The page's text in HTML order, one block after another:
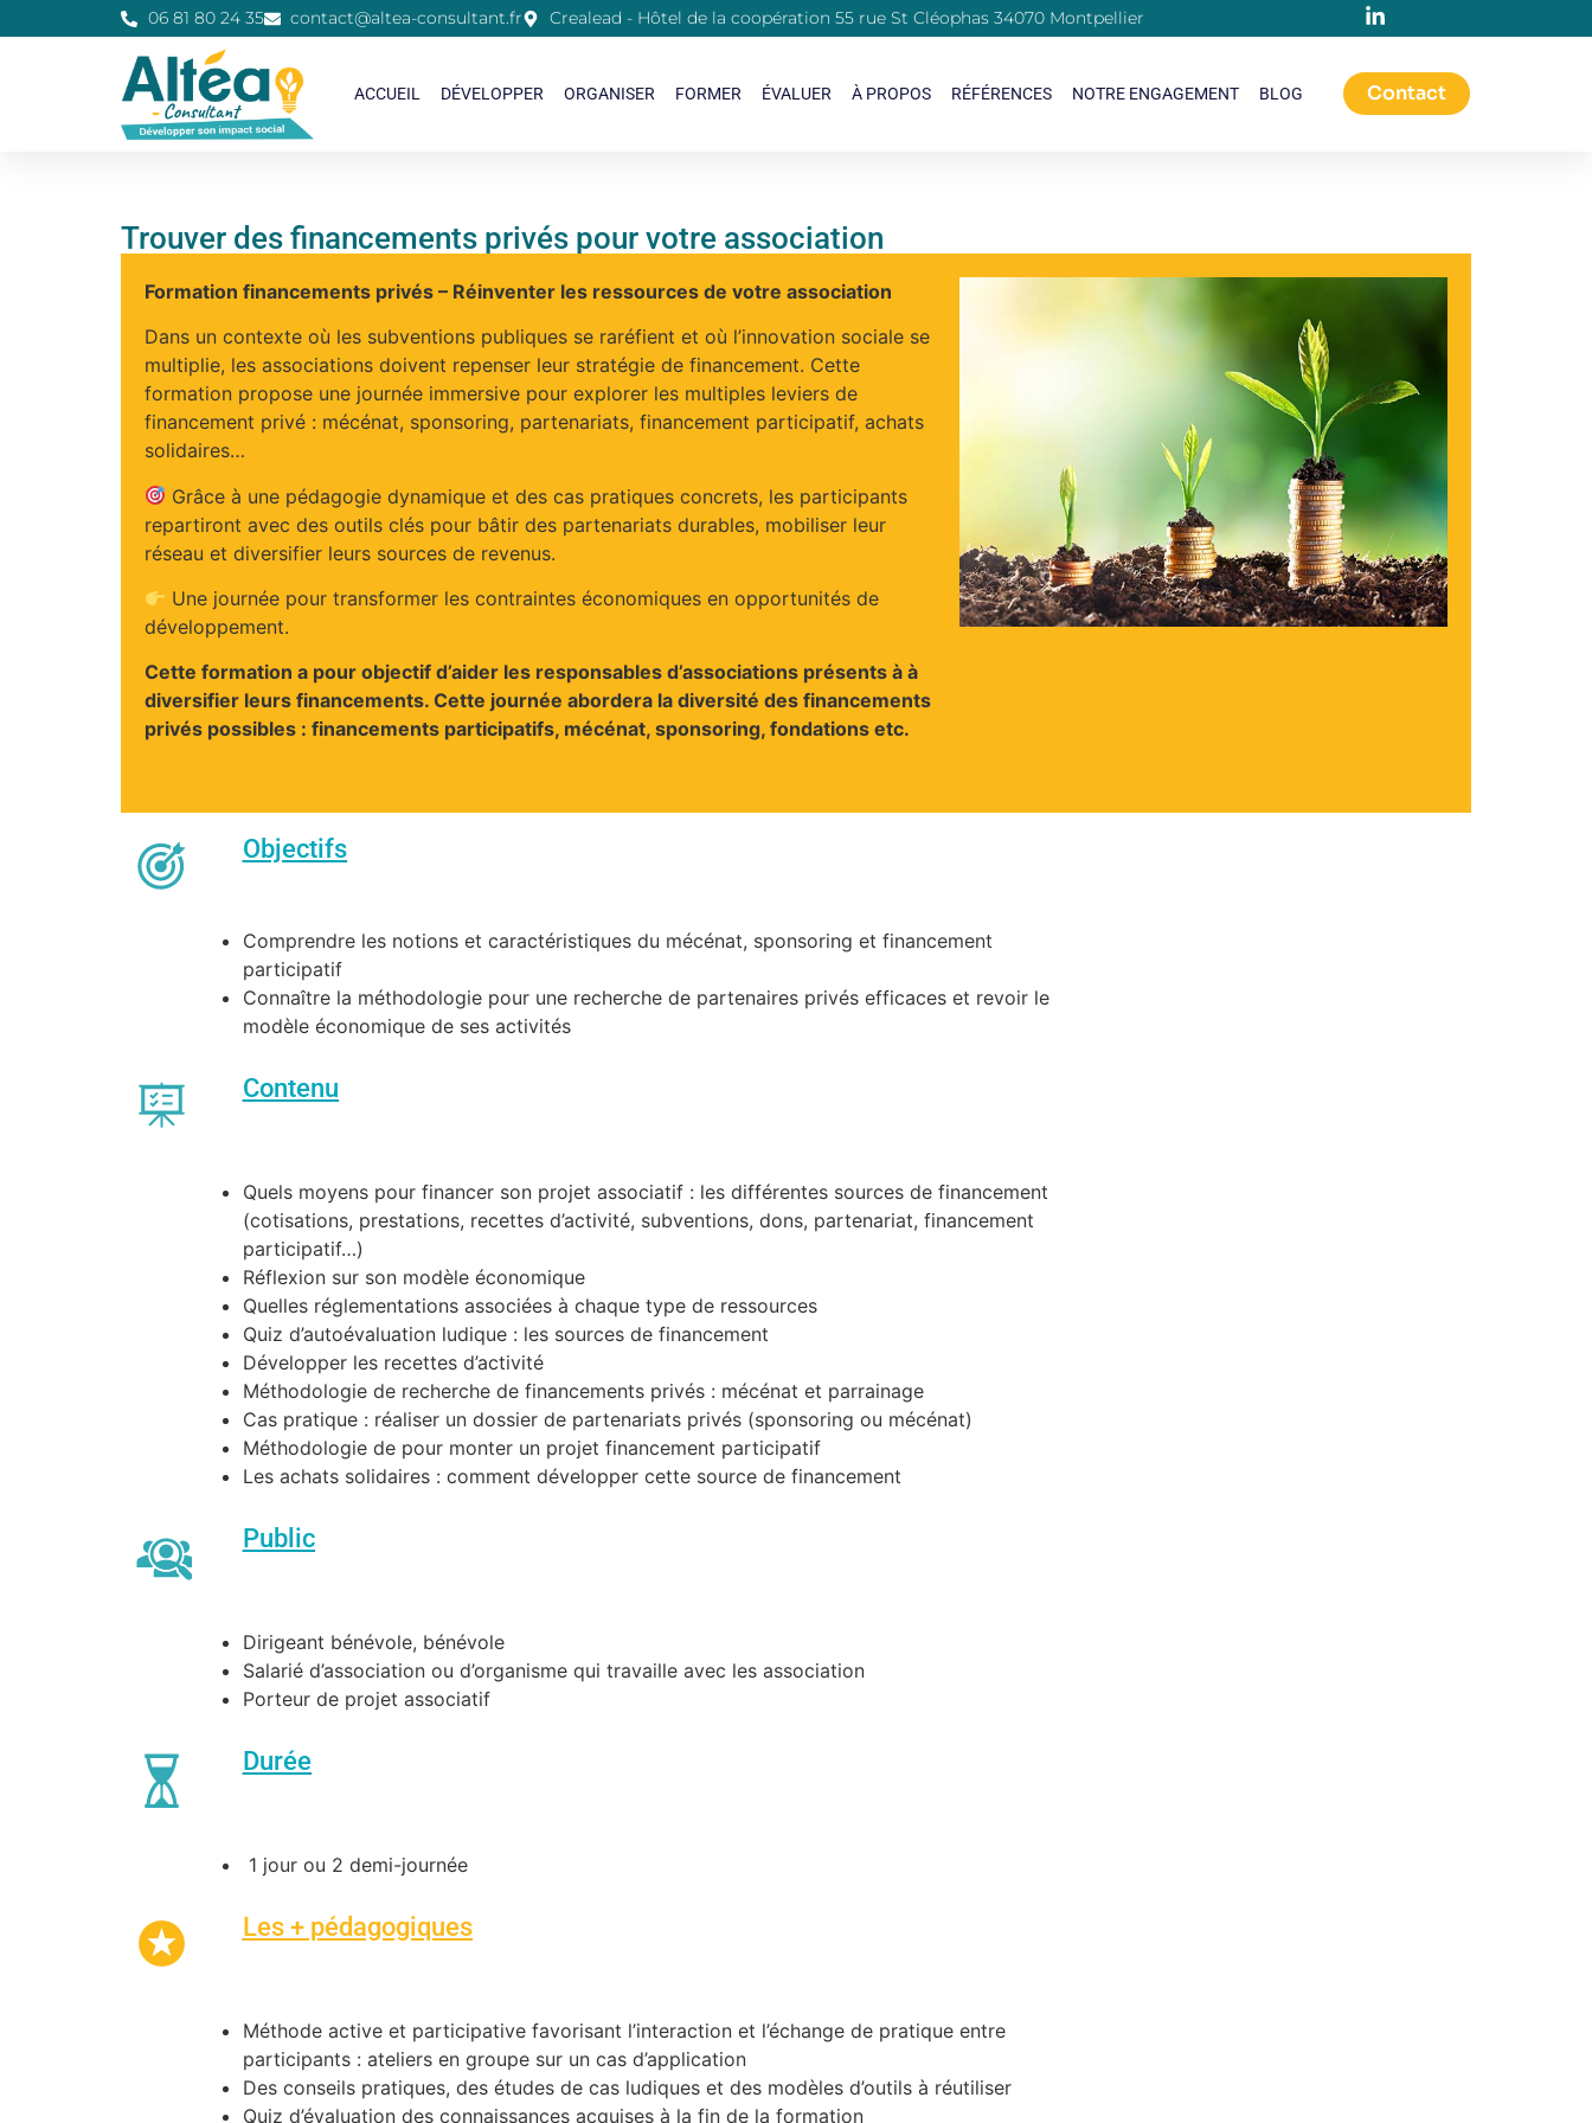
06 81 80 24 35 contact@altea-consultant.fr Crealead - Hôtel de la coopération 55 rue St Cléophas 34070 Montpellier
ACCUEIL DÉVELOPPER ORGANISER FORMER ÉVALUER À PROPOS RÉFÉRENCES NOTRE ENGAGEMENT BLOG Contact
Trouver des financements privés pour votre association
Formation financements privés – Réinventer les ressources de votre association
Dans un contexte où les subventions publiques se raréfient et où l’innovation sociale se
multiplie, les associations doivent repenser leur stratégie de financement. Cette
formation propose une journée immersive pour explorer les multiples leviers de
financement privé : mécénat, sponsoring, partenariats, financement participatif, achats
solidaires…
Grâce à une pédagogie dynamique et des cas pratiques concrets, les participants
repartiront avec des outils clés pour bâtir des partenariats durables, mobiliser leur
réseau et diversifier leurs sources de revenus.
Une journée pour transformer les contraintes économiques en opportunités de
développement.
Cette formation a pour objectif d’aider les responsables d’associations présents à à
diversifier leurs financements. Cette journée abordera la diversité des financements
privés possibles : financements participatifs, mécénat, sponsoring, fondations etc.
Objectifs
Comprendre les notions et caractéristiques du mécénat, sponsoring et financement
participatif
Connaître la méthodologie pour une recherche de partenaires privés efficaces et revoir le
modèle économique de ses activités
Contenu
Quels moyens pour financer son projet associatif : les différentes sources de financement
(cotisations, prestations, recettes d’activité, subventions, dons, partenariat, financement
participatif…)
Réflexion sur son modèle économique
Quelles réglementations associées à chaque type de ressources
Quiz d’autoévaluation ludique : les sources de financement
Développer les recettes d’activité
Méthodologie de recherche de financements privés : mécénat et parrainage
Cas pratique : réaliser un dossier de partenariats privés (sponsoring ou mécénat)
Méthodologie de pour monter un projet financement participatif
Les achats solidaires : comment développer cette source de financement
Public
Dirigeant bénévole, bénévole
Salarié d’association ou d’organisme qui travaille avec les association
Porteur de projet associatif
Durée
1 jour ou 2 demi-journée
Les + pédagogiques
Méthode active et participative favorisant l’interaction et l’échange de pratique entre
participants : ateliers en groupe sur un cas d’application
Des conseils pratiques, des études de cas ludiques et des modèles d’outils à réutiliser
Quiz d’évaluation des connaissances acquises à la fin de la formation